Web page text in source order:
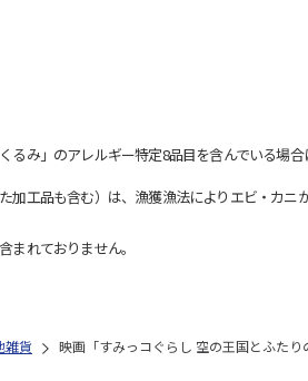
み」のアレルギー特定8品目を含んでいる場合
工品も含む）は、漁獲漁法によりエビ・カ
れておりません。
雑貨 映画「すみっコぐらし 空の王国とふた